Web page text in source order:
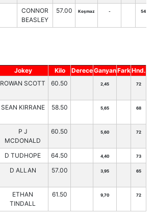
CONNOR
BEASLEY
57.00 Koşmaz - 54
Jokey Kilo DereceGanyanFarkHnd.
ROWAN SCOTT 60.50 2,45 72
SEAN KIRRANE 58.50 5,65 68
P J
MCDONALD
60.50 5,60 72
D TUDHOPE 64.50 4,40 73
D ALLAN 57.00 3,95 65
ETHAN
TINDALL
61.50 9,70 72